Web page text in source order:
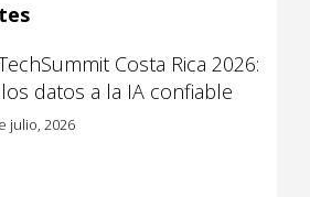
Costa Rica 2026:
datos a la IA confiable
julio, 2026